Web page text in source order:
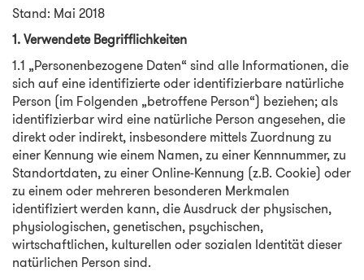
Stand: Mai 2018
1. Verwendete Begrifflichkeiten
1.1 „Personenbezogene Daten“ sind alle Informationen, die
sich auf eine identifizierte oder identifizierbare natürliche
Person (im Folgenden „betroffene Person“) beziehen; als
identifizierbar wird eine natürliche Person angesehen, die
direkt oder indirekt, insbesondere mittels Zuordnung zu
einer Kennung wie einem Namen, zu einer Kennnummer, zu
Standortdaten, zu einer Online-Kennung (z.B. Cookie) oder
zu einem oder mehreren besonderen Merkmalen
identifiziert werden kann, die Ausdruck der physischen,
physiologischen, genetischen, psychischen,
wirtschaftlichen, kulturellen oder sozialen Identität dieser
natürlichen Person sind.